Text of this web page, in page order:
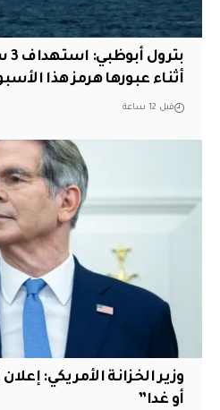
أثناء عبورها هرمز هذا
قبل 12 ساعة
وزير الخزانة الأمريكي:
أو غدا”